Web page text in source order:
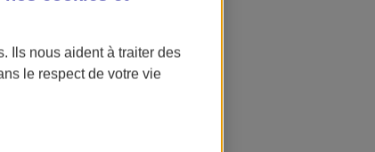
. Ils nous aident à traiter des
le respect de votre vie